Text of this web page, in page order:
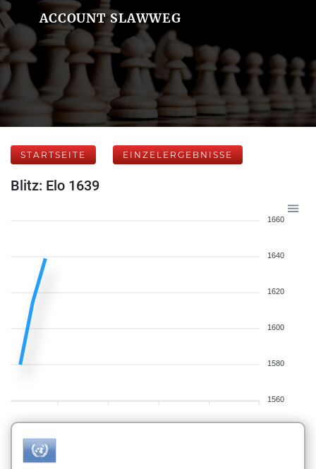
ACCOUNT SLAWWEG
STARTSEITE EINZELERGEBNISSE
Blitz: Elo 1639
1660
1640
1620
1600
1580
1560